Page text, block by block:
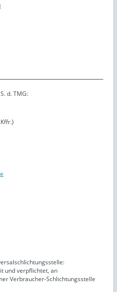
d. TMG:
und verpflichtet, an
Verbraucher-Schlichtungsstelle